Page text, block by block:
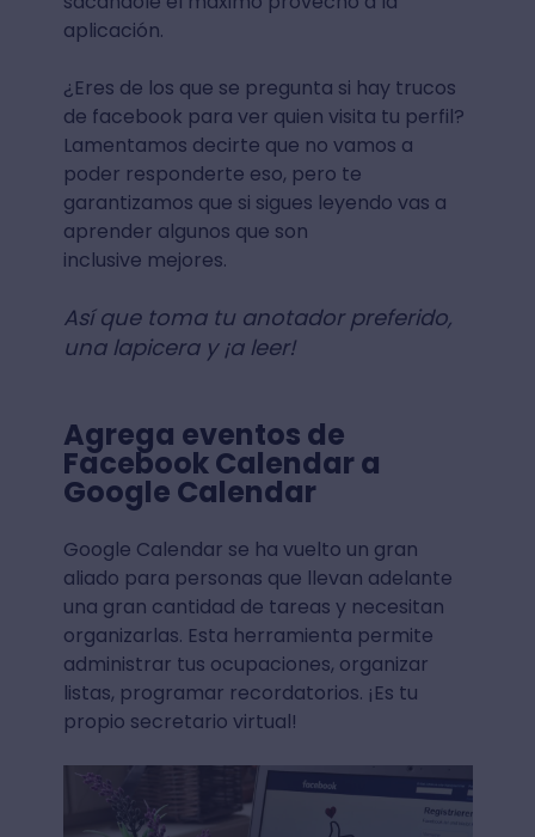
aplicación.
¿Eres de los que se pregunta si hay trucos
de facebook para ver quien visita tu perfil?
Lamentamos decirte que no vamos a
poder responderte eso, pero te
garantizamos que si sigues leyendo vas a
aprender algunos que son
inclusive mejores.
Así que toma tu anotador preferido,
una lapicera y ¡a leer!
Agrega eventos de
Facebook Calendar a
Google Calendar
Google Calendar se ha vuelto un gran
aliado para personas que llevan adelante
una gran cantidad de tareas y necesitan
organizarlas. Esta herramienta permite
administrar tus ocupaciones, organizar
listas, programar recordatorios. ¡Es tu
propio secretario virtual!